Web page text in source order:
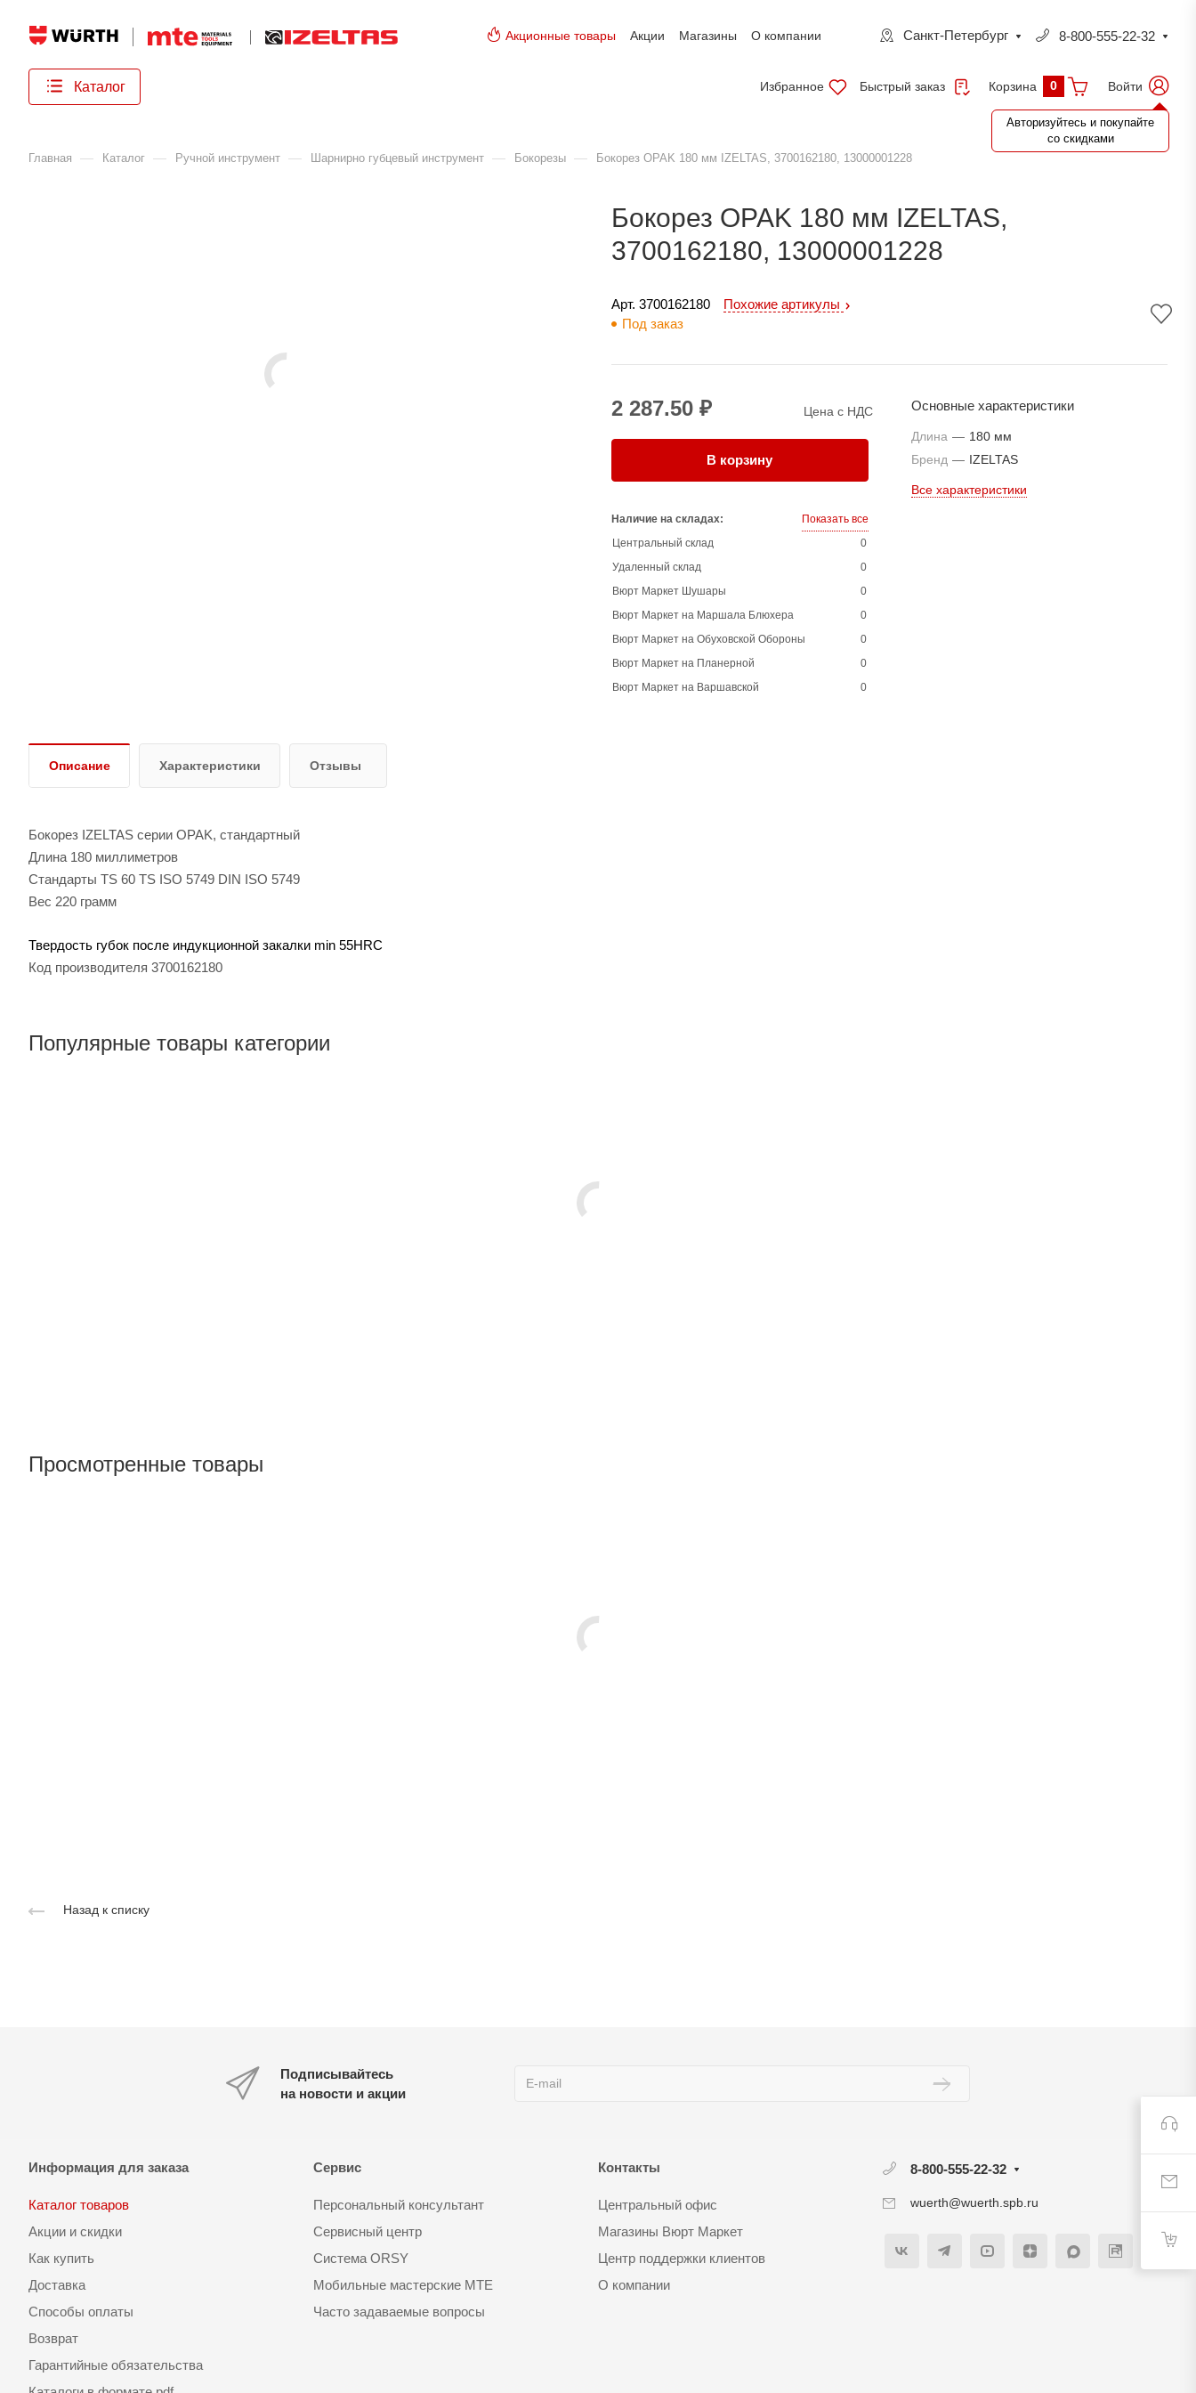
Акционные товары Акции Магазины О компании Санкт-Петербург 8-800-555-22-32
Каталог Избранное Быстрый заказ Корзина 0 Войти
Авторизуйтесь и покупайте
со скидками
Главная
— Каталог — Ручной инструмент — Шарнирно губцевый инструмент — Бокорезы — Бокорез OPAK 180 мм IZELTAS, 3700162180, 13000001228
Бокорез OPAK 180 мм IZELTAS,
3700162180, 13000001228
Арт. 3700162180
Похожие артикулы
Под заказ
2 287.50 ₽ Цена с НДС
В корзину
Наличие на складах:
Показать все
Центральный склад
0
Удаленный склад
0
Вюрт Маркет Шушары
0
Вюрт Маркет на Маршала Блюхера
0
Вюрт Маркет на Обуховской Обороны
0
Вюрт Маркет на Планерной
0
Вюрт Маркет на Варшавской
0
Основные характеристики
Длина — 180 мм
Бренд — IZELTAS
Все характеристики
Описание Характеристики Отзывы
Бокорез IZELTAS серии OPAK, стандартный
Длина 180 миллиметров
Стандарты TS 60 TS ISO 5749 DIN ISO 5749
Вес 220 грамм
Твердость губок после индукционной закалки min 55HRC
Код производителя 3700162180
Популярные товары категории
Просмотренные товары
Назад к списку
Подписывайтесь
на новости и акции
Информация для заказа
Каталог товаров
Акции и скидки
Как купить
Доставка
Способы оплаты
Возврат
Гарантийные обязательства
Сервис
Персональный консультант
Сервисный центр
Система ORSY
Мобильные мастерские MTE
Часто задаваемые вопросы
Контакты
Центральный офис
Магазины Вюрт Маркет
Центр поддержки клиентов
О компании
8-800-555-22-32
wuerth@wuerth.spb.ru